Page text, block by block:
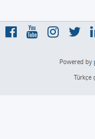
Powered by
Türkçe